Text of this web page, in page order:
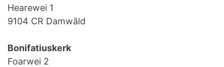
Hearewei 1
9104 CR Damwâld
Bonifatiuskerk
Foarwei 2